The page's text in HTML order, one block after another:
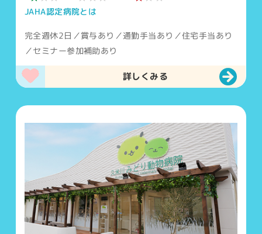
JAHA認定病院とは
完全週休2日／賞与あり／通勤手当あり／住宅手当あり
／セミナー参加補助あり
詳しくみる